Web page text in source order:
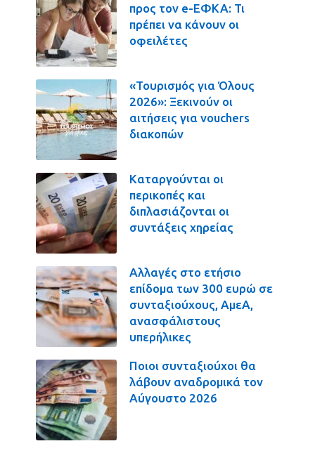
προς τον e-ΕΦΚΑ: Τι
πρέπει να κάνουν οι
οφειλέτες
«Τουρισμός για Όλους
2026»: Ξεκινούν οι
αιτήσεις για vouchers
διακοπών
Καταργούνται οι
περικοπές και
διπλασιάζονται οι
συντάξεις χηρείας
Αλλαγές στο ετήσιο
επίδομα των 300 ευρώ σε
συνταξιούχους, ΑμεΑ,
ανασφάλιστους
υπερήλικες
Ποιοι συνταξιούχοι θα
λάβουν αναδρομικά τον
Αύγουστο 2026